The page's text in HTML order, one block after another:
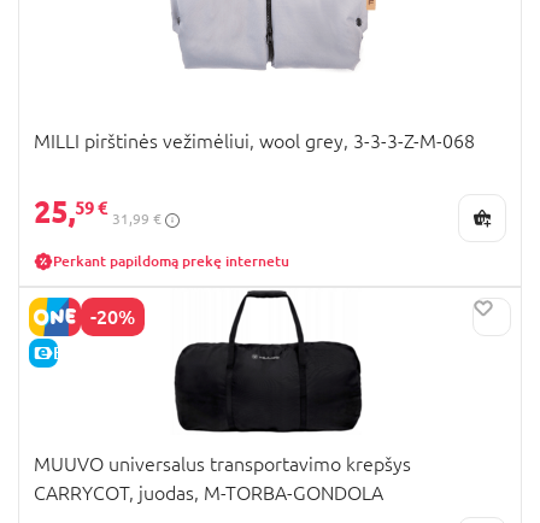
MILLI pirštinės vežimėliui, wool grey, 3-3-3-Z-M-068
25,59 €
31,99 €
Perkant papildomą prekę internetu
-20%
E-KAINA
MUUVO universalus transportavimo krepšys
CARRYCOT, juodas, M-TORBA-GONDOLA